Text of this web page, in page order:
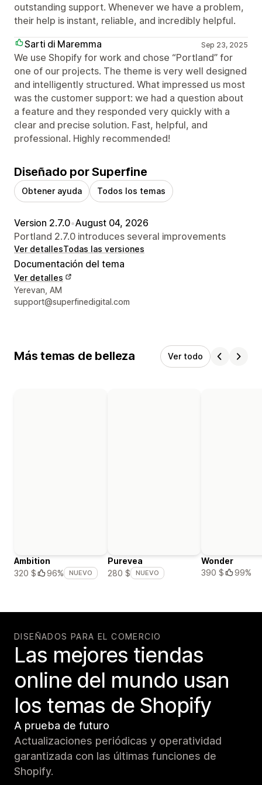
outstanding support. Whenever we have a problem,
their help is instant, reliable, and incredibly helpful.
Sarti di Maremma
Sep 23, 2025
We use Shopify for work and chose “Portland” for
one of our projects. The theme is very well designed
and intelligently structured. What impressed us most
was the customer support: we had a question about
a feature and they responded very quickly with a
clear and precise solution. Fast, helpful, and
professional. Highly recommended!
Diseñado por Superfine
Obtener ayuda Todos los temas
Version 2.7.0•August 04, 2026
Portland 2.7.0 introduces several improvements
Ver detallesTodas las versiones
Documentación del tema
Ver detalles
Detalles de contacto del diseñador
Yerevan, AM
support@superfinedigital.com
Más temas de belleza Ver todo
Ambition
320 $
96% NUEVO
Purevea
280 $
NUEVO
Wonder
390 $
99%
DISEÑADOS PARA EL COMERCIO
Las mejores tiendas
online del mundo usan
los temas de Shopify
A prueba de futuro
Actualizaciones periódicas y operatividad
garantizada con las últimas funciones de
Shopify.